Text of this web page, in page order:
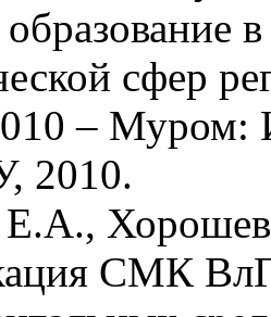
сфер
– Муром:
2010.
Е.А.,
СМК